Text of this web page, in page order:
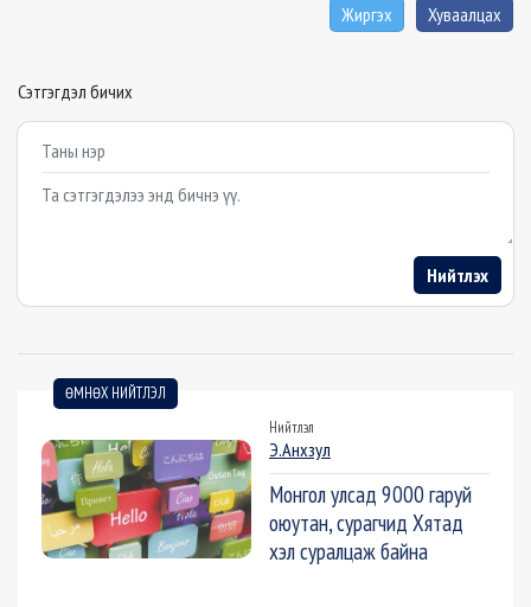
Жиргэх
Хуваалцах
Сэтгэгдэл бичих
Example textarea
Нийтлэх
ӨМНӨХ НИЙТЛЭЛ
Нийтлэл
Э.Анхзул
Монгол улсад 9000 гаруй
оюутан, сурагчид Хятад
хэл суралцаж байна